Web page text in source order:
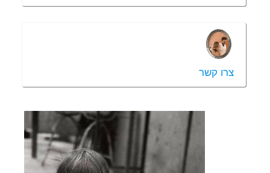
צרו קשר